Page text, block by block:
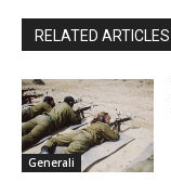
RELATED ARTICLES
Generali